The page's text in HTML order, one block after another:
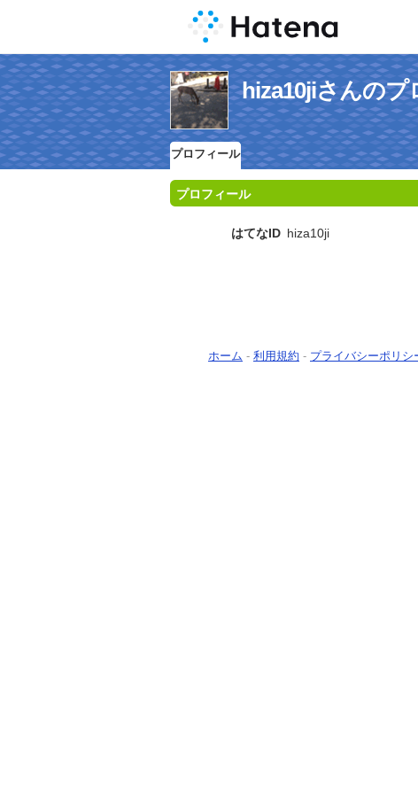
hiza10jiさんのプ
プロフィール
プロフィール
はてなID hiza10ji
ホーム - 利用規約 - プライバシーポリシ